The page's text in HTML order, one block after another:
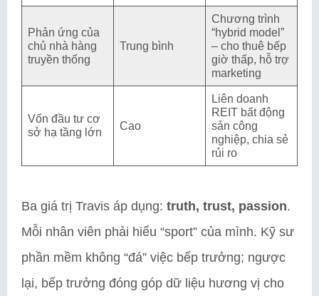
Phản ứng của
chủ nhà hàng
truyền thống
Trung bình
Chương trình
“hybrid model”
– cho thuê bếp
giờ thấp, hỗ trợ
marketing
Vốn đầu tư cơ
sở hạ tầng lớn
Cao
Liên doanh
REIT bất động
sản công
nghiệp, chia sẻ
rủi ro
Ba giá trị Travis áp dụng: truth, trust, passion.
Mỗi nhân viên phải hiểu “sport” của mình. Kỹ sư
phần mềm không “đá” việc bếp trưởng; ngược
lại, bếp trưởng đóng góp dữ liệu hương vị cho